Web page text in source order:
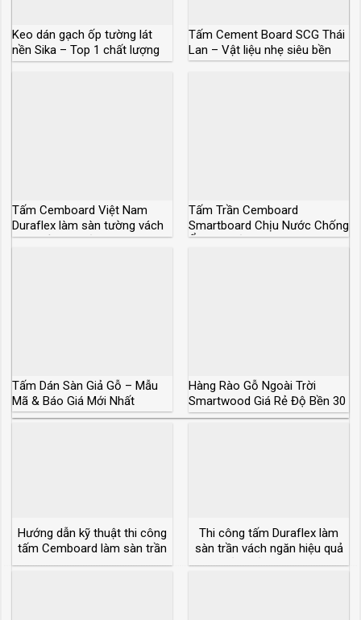
Keo dán gạch ốp tường lát
nền Sika – Top 1 chất lượng
và giá
Tấm Cement Board SCG Thái
Lan – Vật liệu nhẹ siêu bền
Tấm Cemboard Việt Nam
Duraflex làm sàn tường vách
ngăn trần giá rẻ
Tấm Trần Cemboard
Smartboard Chịu Nước Chống
Ẩm Giá Rẻ
Tấm Dán Sàn Giả Gỗ – Mẫu
Mã & Báo Giá Mới Nhất
Hàng Rào Gỗ Ngoài Trời
Smartwood Giá Rẻ Độ Bền 30
Năm
Hướng dẫn kỹ thuật thi công
tấm Cemboard làm sàn trần
vách ngăn
Thi công tấm Duraflex làm
sàn trần vách ngăn hiệu quả
đảm bảo kỹ thuật